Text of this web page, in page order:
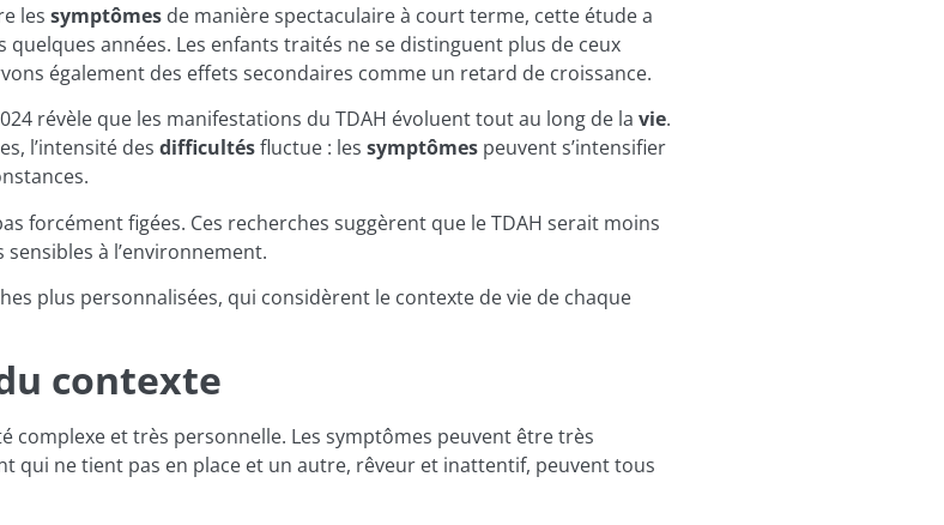
les symptômes de manière spectaculaire à court terme, cette étude a
quelques années. Les enfants traités ne se distinguent plus de ceux
également des effets secondaires comme un retard de croissance.
révèle que les manifestations du TDAH évoluent tout au long de la vie.
l’intensité des difficultésfluctue : les symptômes peuvent s’intensifier
forcément figées. Ces recherches suggèrent que le TDAH serait moins
à l’environnement.
plus personnalisées, qui considèrent le contexte de vie de chaque
contexte
complexe et très personnelle. Les symptômes peuvent être très
qui ne tient pas en place et un autre, rêveur et inattentif, peuvent tous